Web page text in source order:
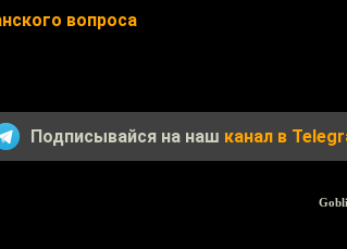
вопроса
Подписывайся на наш канал в